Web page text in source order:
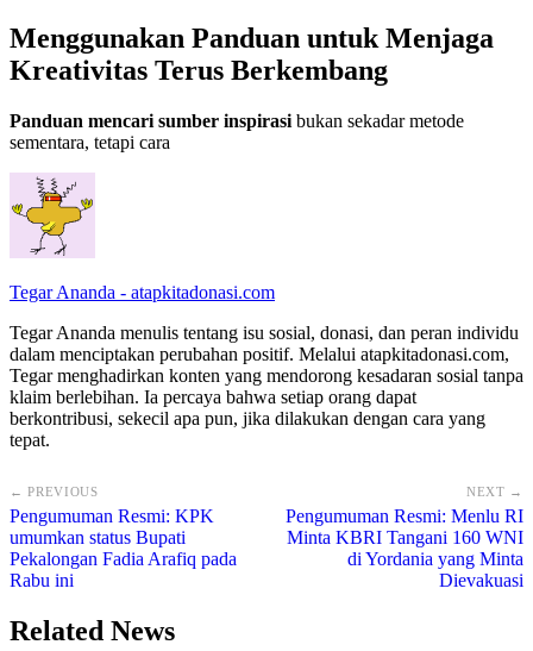
Menggunakan Panduan untuk Menjaga
Kreativitas Terus Berkembang
Panduan mencari sumber inspirasi bukan sekadar metode
sementara, tetapi cara
Tegar Ananda - atapkitadonasi.com
Tegar Ananda menulis tentang isu sosial, donasi, dan peran individu
dalam menciptakan perubahan positif. Melalui atapkitadonasi.com,
Tegar menghadirkan konten yang mendorong kesadaran sosial tanpa
klaim berlebihan. Ia percaya bahwa setiap orang dapat
berkontribusi, sekecil apa pun, jika dilakukan dengan cara yang
tepat.
← PREVIOUS
Pengumuman Resmi: KPK
umumkan status Bupati
Pekalongan Fadia Arafiq pada
Rabu ini
NEXT →
Pengumuman Resmi: Menlu RI
Minta KBRI Tangani 160 WNI
di Yordania yang Minta
Dievakuasi
Related News